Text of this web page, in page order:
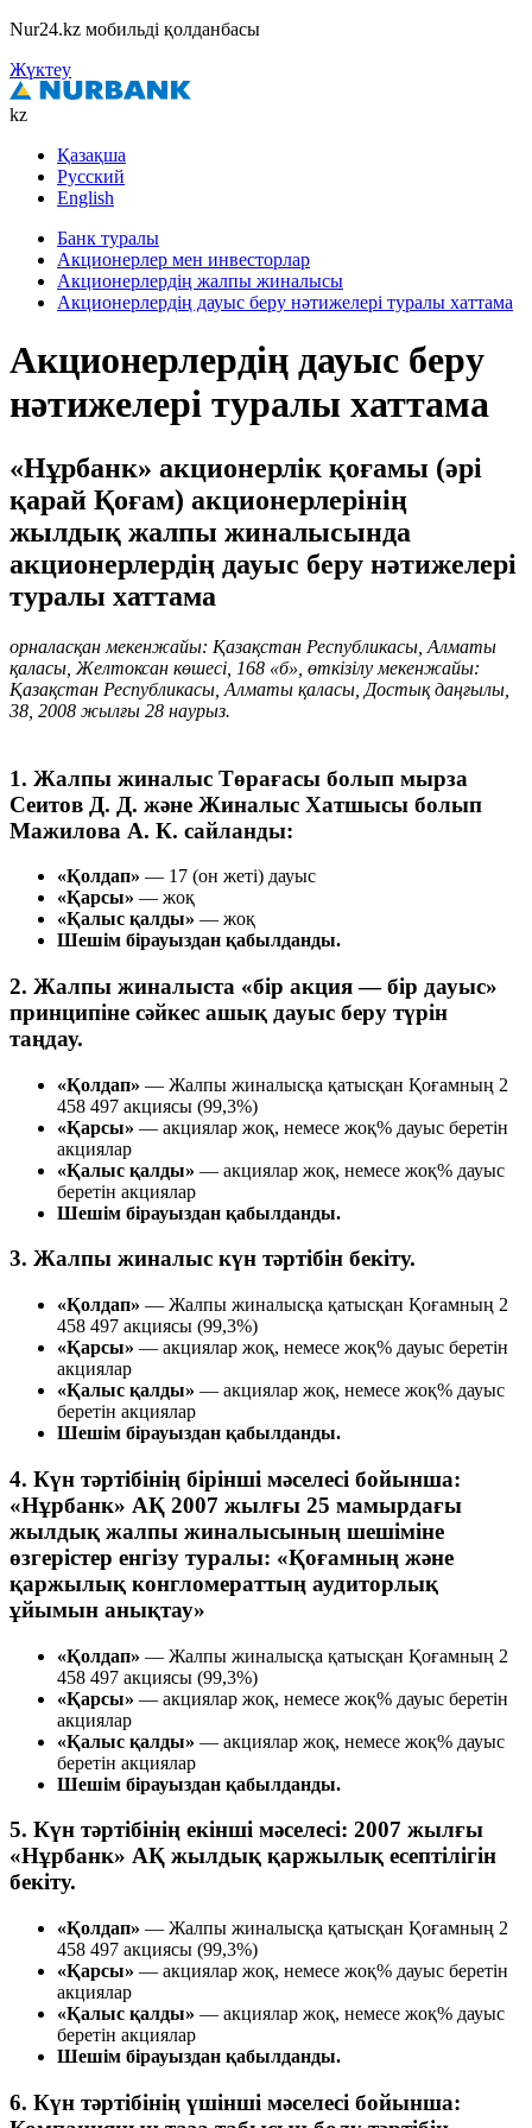
Nur24.kz мобильді қолданбасы
Жүктеу
kz
Қазақша
Русский
English
Банк туралы
Акционерлер мен инвесторлар
Акционерлердің жалпы жиналысы
Акционерлердің дауыс беру нәтижелері туралы хаттама
Акционерлердің дауыс беру
нәтижелері туралы хаттама
«Нұрбанк» акционерлік қоғамы (әрі
қарай Қоғам) акционерлерінің
жылдық жалпы жиналысында
акционерлердің дауыс беру нәтижелері
туралы хаттама
орналасқан мекенжайы: Қазақстан Республикасы, Алматы
қаласы, Желтоксан көшесі, 168 «б», өткізілу мекенжайы:
Қазақстан Республикасы, Алматы қаласы, Достық даңғылы,
38, 2008 жылғы 28 наурыз.
1. Жалпы жиналыс Төрағасы болып мырза
Сеитов Д. Д. және Жиналыс Хатшысы болып
Мажилова А. К. сайланды:
«Қолдап» — 17 (он жеті) дауыс
«Қарсы» — жоқ
«Қалыс қалды» — жоқ
Шешім бірауыздан қабылданды.
2. Жалпы жиналыста «бір акция — бір дауыс»
принципіне сәйкес ашық дауыс беру түрін
таңдау.
«Қолдап» — Жалпы жиналысқа қатысқан Қоғамның 2
458 497 акциясы (99,3%)
«Қарсы» — акциялар жоқ, немесе жоқ% дауыс беретін
акциялар
«Қалыс қалды» — акциялар жоқ, немесе жоқ% дауыс
беретін акциялар
Шешім бірауыздан қабылданды.
3. Жалпы жиналыс күн тәртібін бекіту.
«Қолдап» — Жалпы жиналысқа қатысқан Қоғамның 2
458 497 акциясы (99,3%)
«Қарсы» — акциялар жоқ, немесе жоқ% дауыс беретін
акциялар
«Қалыс қалды» — акциялар жоқ, немесе жоқ% дауыс
беретін акциялар
Шешім бірауыздан қабылданды.
4. Күн тәртібінің бірінші мәселесі бойынша:
«Нұрбанк» АҚ 2007 жылғы 25 мамырдағы
жылдық жалпы жиналысының шешіміне
өзгерістер енгізу туралы: «Қоғамның және
қаржылық конгломераттың аудиторлық
ұйымын анықтау»
«Қолдап» — Жалпы жиналысқа қатысқан Қоғамның 2
458 497 акциясы (99,3%)
«Қарсы» — акциялар жоқ, немесе жоқ% дауыс беретін
акциялар
«Қалыс қалды» — акциялар жоқ, немесе жоқ% дауыс
беретін акциялар
Шешім бірауыздан қабылданды.
5. Күн тәртібінің екінші мәселесі: 2007 жылғы
«Нұрбанк» АҚ жылдық қаржылық есептілігін
бекіту.
«Қолдап» — Жалпы жиналысқа қатысқан Қоғамның 2
458 497 акциясы (99,3%)
«Қарсы» — акциялар жоқ, немесе жоқ% дауыс беретін
акциялар
«Қалыс қалды» — акциялар жоқ, немесе жоқ% дауыс
беретін акциялар
Шешім бірауыздан қабылданды.
6. Күн тәртібінің үшінші мәселесі бойынша: